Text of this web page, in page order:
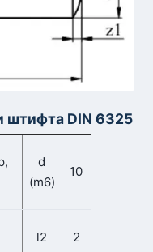
штифта DIN 6325
d
(m6)
10
l2 2